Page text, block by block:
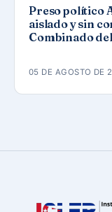
Preso político
aislado y sin
Combinado
05 DE AGOSTO DE